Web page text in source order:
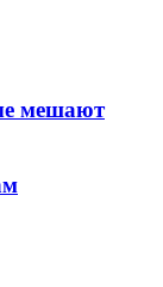
мешают